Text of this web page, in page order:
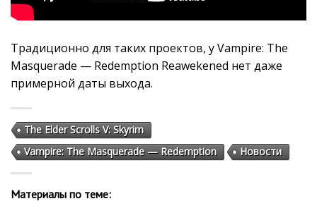
Традиционно для таких проектов, у Vampire: The
Masquerade — Redemption Reawekened нет даже
примерной даты выхода.
The Elder Scrolls V: Skyrim
Vampire: The Masquerade — Redemption
Новости
Материалы по теме: